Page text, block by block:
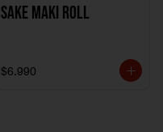
Sake Maki Roll
$6.990